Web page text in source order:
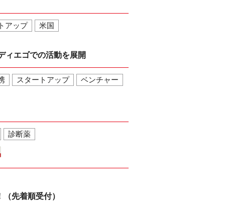
アップ
米国
エゴでの活動を展開
スタートアップ
ベンチャー
診断薬
先着順受付）